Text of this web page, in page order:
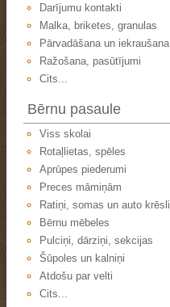
Darījumu kontakti
Malka, briketes, granulas
Pārvadāšana un iekraušana
Ražošana, pasūtījumi
Cits...
Bērnu pasaule
Viss skolai
Rotaļlietas, spēles
Aprūpes piederumi
Preces māmiņām
Ratiņi, somas un auto krēsli
Bērnu mēbeles
Pulciņi, dārziņi, sekcijas
Šūpoles un kalniņi
Atdošu par velti
Cits...